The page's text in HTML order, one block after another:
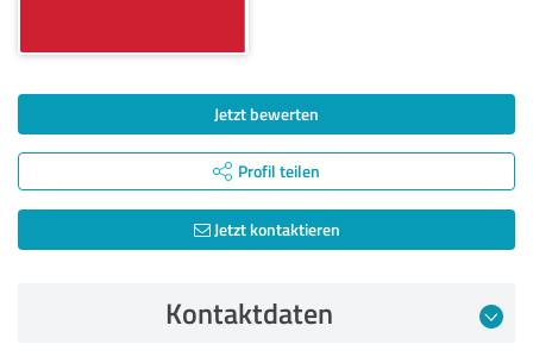
Jetzt bewerten
Profil teilen
Jetzt kontaktieren
Kontaktdaten